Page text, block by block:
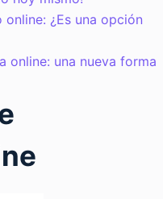
¿Es una opción
online: una nueva forma